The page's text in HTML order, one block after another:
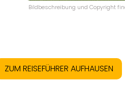
Bildbeschreibung und Copyright
ZUM REISEFÜHRER AUFHAUSEN